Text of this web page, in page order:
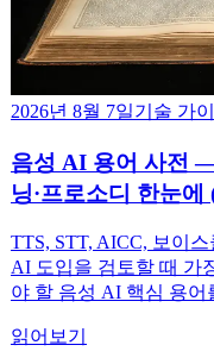
2026년 8월 7일기술 가
음성 AI 용어 사전
닝·프로소디 한눈에
TTS, STT, AICC, 보이
AI 도입을 검토할 때 가
야 할 음성 AI 핵심 용
읽어보기